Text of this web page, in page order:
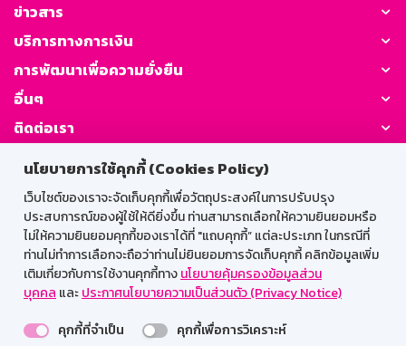
นโยบายการใช้คุกกี้ (Cookies Policy)
เว็บไซต์ของเราจะจัดเก็บคุกกี้เพื่อวัตถุประสงค์ในการปรับปรุง
ประสบการณ์ของผู้ใช้ให้ดียิ่งขึ้น ท่านสามารถเลือกให้ความยินยอมหรือ
ไม่ให้ความยินยอมคุกกี้ของเราได้ที่ "แถบคุกกี้” แต่ละประเภท ในกรณีที่
ท่านไม่ทำการเลือกจะถือว่าท่านไม่ยินยอมการจัดเก็บคุกกี้ คลิกข้อมูลเพิ่ม
เติมเกี่ยวกับการใช้งานคุกกี้ทางนโยบายคุ้มครองข้อมูลส่วน
บุคคล และประกาศนโยบายความเป็นส่วนตัว (Privacy Notice)
คุกกี้ที่จำเป็น
คุกกี้เพื่อการวิเคราะห์
ข่าวสาร
บริการทางการเงิน
การพัฒนาเพื่อความยั่งยืน
อื่นๆ
ติดต่อเรา
GSB Society:
สำหรับพนักงาน
Web HR
GSB Wisdom
M-Search
เข้าสู่ระบบเน็ตเมล